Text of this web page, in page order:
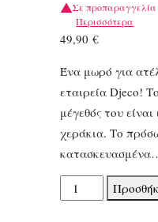
Σε
Περισσότερα
49,90€
Ένα μωρό για
εταιρεία Djeco!
μέγεθός του
χεράκια. Το
Djeco
Κούκλα